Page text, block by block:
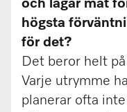
och lagar mat
högsta
för det?
Det beror helt
Varje utrymme
planerar ofta